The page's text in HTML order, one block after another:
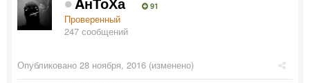
91
Проверенный
247 сообщений
Опубликовано 28 ноября, 2016 (изменено)